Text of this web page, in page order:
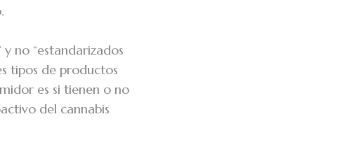
no “estandarizados
tipos de productos
es si tienen o no
del cannabis